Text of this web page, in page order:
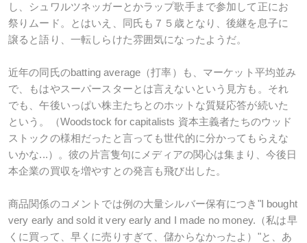
し、シュワルツネッガーとかラップ歌手まで参加して正にお
祭りムード。とはいえ、同氏も７５歳となり、後継を息子に
譲ると語り、一転しらけた雰囲気になったようだ。
近年の同氏のbatting average（打率）も、マーケット平均並み
で、もはやスーパースターとは言えないという見方も。それ
でも、午後いっぱい株主たちとのホットな質疑応答が続いた
という。（Woodstock for capitalists 資本主義者たちのウッド
ストックの様相だったと言っても世代的に分かってもらえな
いかな...）。彼の片言隻句にメディアの関心は集まり、今後日
本企業の買収を増やすとの発言も飛び出した。
商品関係のコメントでは例の大量シルバー保有につき"I bought
very early and sold it very early and I made no money.（私は早
くに買って、早くに売りすぎて、儲からなかったよ）"と、あ